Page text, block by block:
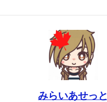
みらいあせっと